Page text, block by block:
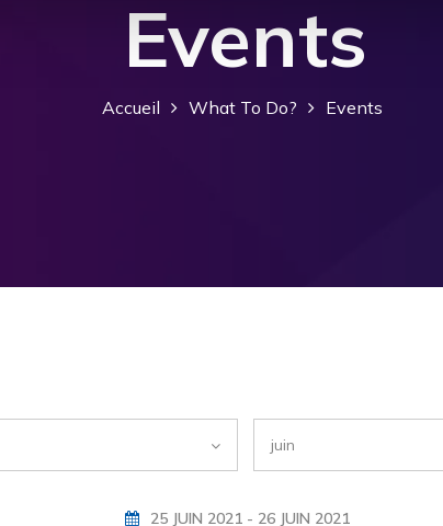
Events
Accueil What To Do? Events
juin
25 JUIN 2021 - 26 JUIN 2021